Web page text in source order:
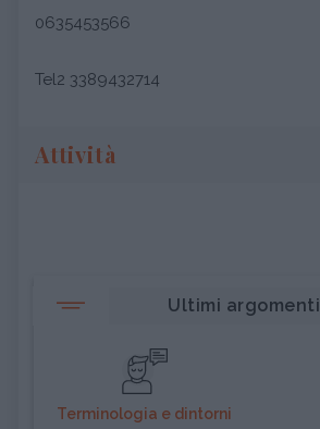
0635453566
Tel2 3389432714
Attività
Ultimi argomenti
Terminologia e dintorni